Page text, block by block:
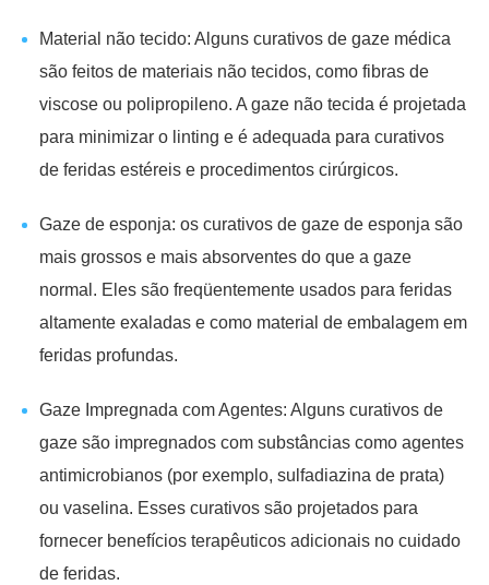
Material não tecido: Alguns curativos de gaze médica
são feitos de materiais não tecidos, como fibras de
viscose ou polipropileno. A gaze não tecida é projetada
para minimizar o linting e é adequada para curativos
de feridas estéreis e procedimentos cirúrgicos.
Gaze de esponja: os curativos de gaze de esponja são
mais grossos e mais absorventes do que a gaze
normal. Eles são freqüentemente usados para feridas
altamente exaladas e como material de embalagem em
feridas profundas.
Gaze Impregnada com Agentes: Alguns curativos de
gaze são impregnados com substâncias como agentes
antimicrobianos (por exemplo, sulfadiazina de prata)
ou vaselina. Esses curativos são projetados para
fornecer benefícios terapêuticos adicionais no cuidado
de feridas.